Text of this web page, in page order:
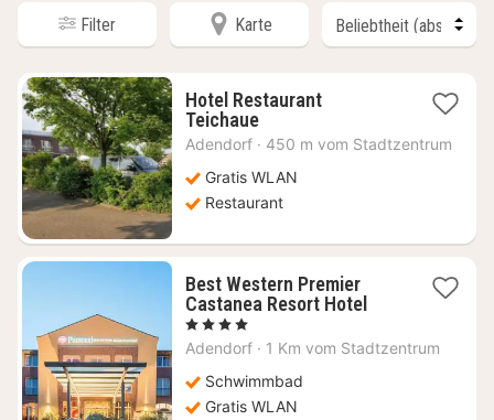
Filter Karte
Hotel Restaurant
Teichaue1
Nacht
63,08
€
Adendorf · 450 m vom Stadtzentrum
Gratis WLAN
Restaurant
Best Western Premier
Castanea Resort Hotel1
ab
, 4 Sterne
Adendorf · 1 Km vom Stadtzentrum
Schwimmbad
Gratis WLAN